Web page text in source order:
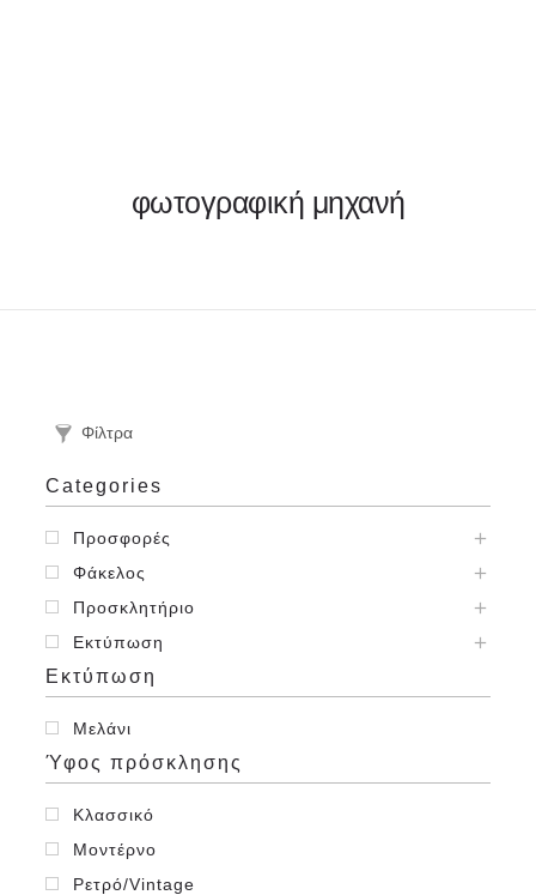
ΠΡΟΣΚΛΗΤΗΡΙΟ
φωτογραφική μηχανή
Φίλτρα
Categories
Προσφορές
Φάκελος
Προσκλητήριο
Εκτύπωση
Εκτύπωση
Μελάνι
Ύφος πρόσκλησης
Κλασσικό
Μοντέρνο
Ρετρό/Vintage